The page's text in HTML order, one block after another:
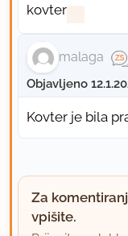
kovter
malaga
Objavljeno
Kovter je bila
Za
vpišite.